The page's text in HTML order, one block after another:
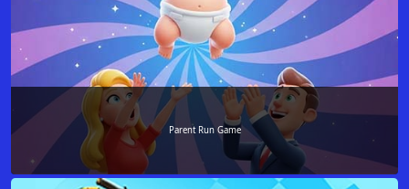
Parent Run Game